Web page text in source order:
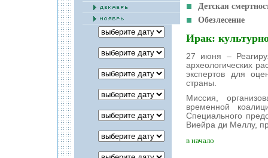
Детская
Обезлесение
Ирак:
27 июня –
археологических
экспертов для
страны.
Миссия,
временной
Специального
Виейра ди Меллу,
в начало